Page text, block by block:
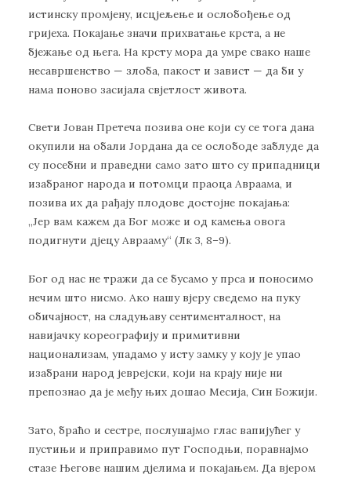
истинску промјену, исцјељење и ослобођење од
гријеха. Покајање значи прихватање крста, а не
бјежање од њега. На крсту мора да умре свако наше
несавршенство — злоба, пакост и завист — да би у
нама поново засијала свјетлост живота.
Свети Јован Претеча позива оне који су се тога дана
окупили на обали Јордана да се ослободе заблуде да
су посебни и праведни само зато што су припадници
изабраног народа и потомци праоца Авраама, и
позива их да рађају плодове достојне покајања:
„Јер вам кажем да Бог може и од камења овога
подигнути дјецу Аврааму“ (Лк 3, 8–9).
Бог од нас не тражи да се бусамо у прса и поносимо
нечим што нисмо. Ако нашу вјеру сведемо на пуку
обичајност, на сладуњаву сентименталност, на
навијачку кореографију и примитивни
национализам, упадамо у исту замку у коју је упао
изабрани народ јеврејски, који на крају није ни
препознао да је међу њих дошао Месија, Син Божији.
Зато, браћо и сестре, послушајмо глас вапијућег у
пустињи и приправимо пут Господњи, поравнајмо
стазе Његове нашим дјелима и покајањем. Да вјером